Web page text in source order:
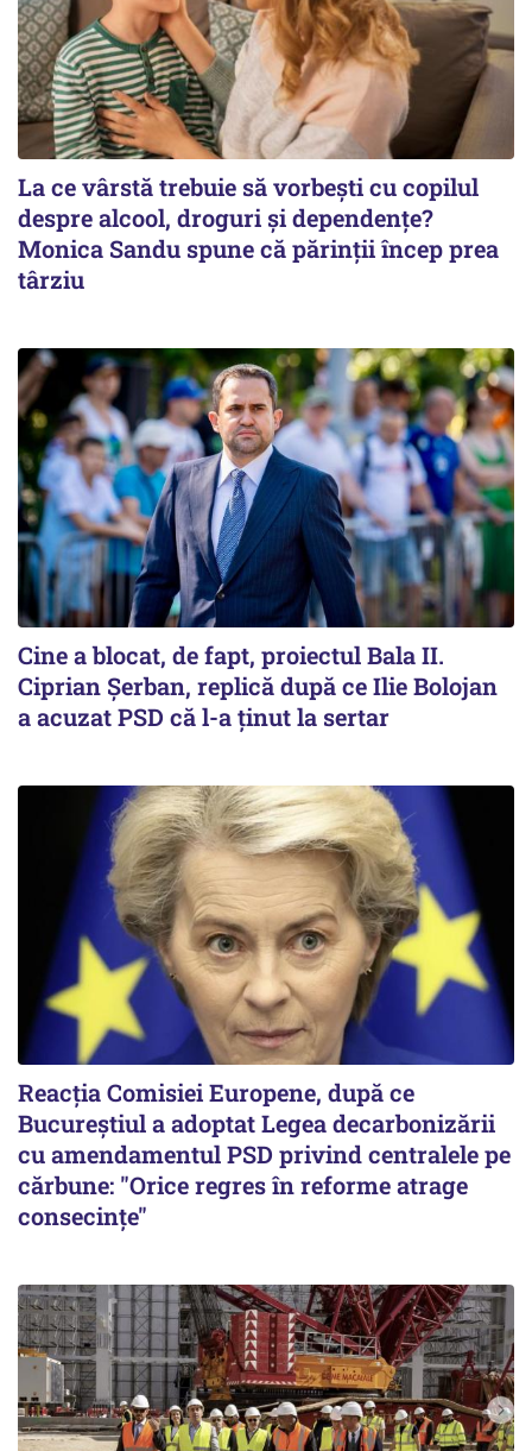
La ce vârstă trebuie să vorbești cu copilul
despre alcool, droguri și dependențe?
Monica Sandu spune că părinții încep prea
târziu
Cine a blocat, de fapt, proiectul Bala II.
Ciprian Șerban, replică după ce Ilie Bolojan
a acuzat PSD că l-a ținut la sertar
Reacția Comisiei Europene, după ce
Bucureștiul a adoptat Legea decarbonizării
cu amendamentul PSD privind centralele pe
cărbune: "Orice regres în reforme atrage
consecințe"